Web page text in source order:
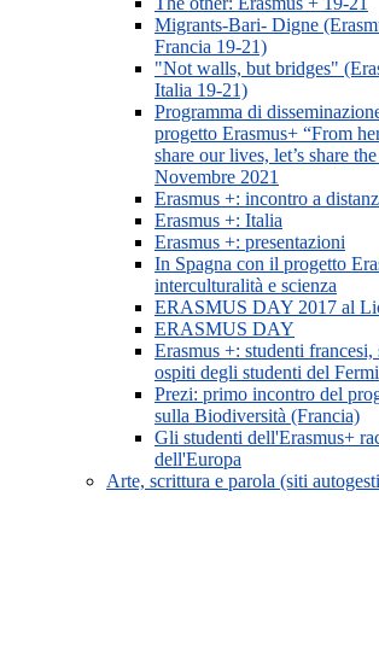
Migrants-Bari- Digne
Francia 19-21)
"Not walls, but bridges"
Italia 19-21)
Programma di
progetto Erasmus+ “From
share our lives, let’s share
Novembre 2021
Erasmus +: incontro a
Erasmus +: Italia
Erasmus +: presentazioni
In Spagna con il progetto
interculturalità e scienza
ERASMUS DAY 2017 al
ERASMUS DAY
Erasmus +: studenti
ospiti degli studenti del Fermi
Prezi: primo incontro del
sulla Biodiversità (Francia)
Gli studenti dell'Erasmus+
dell'Europa
Arte, scrittura e parola (siti